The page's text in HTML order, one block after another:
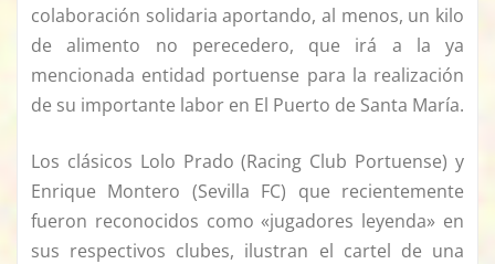
colaboración solidaria aportando, al menos, un kilo
de alimento no perecedero, que irá a la ya
mencionada entidad portuense para la realización
de su importante labor en El Puerto de Santa María.
Los clásicos Lolo Prado (Racing Club Portuense) y
Enrique Montero (Sevilla FC) que recientemente
fueron reconocidos como «jugadores leyenda» en
sus respectivos clubes, ilustran el cartel de una